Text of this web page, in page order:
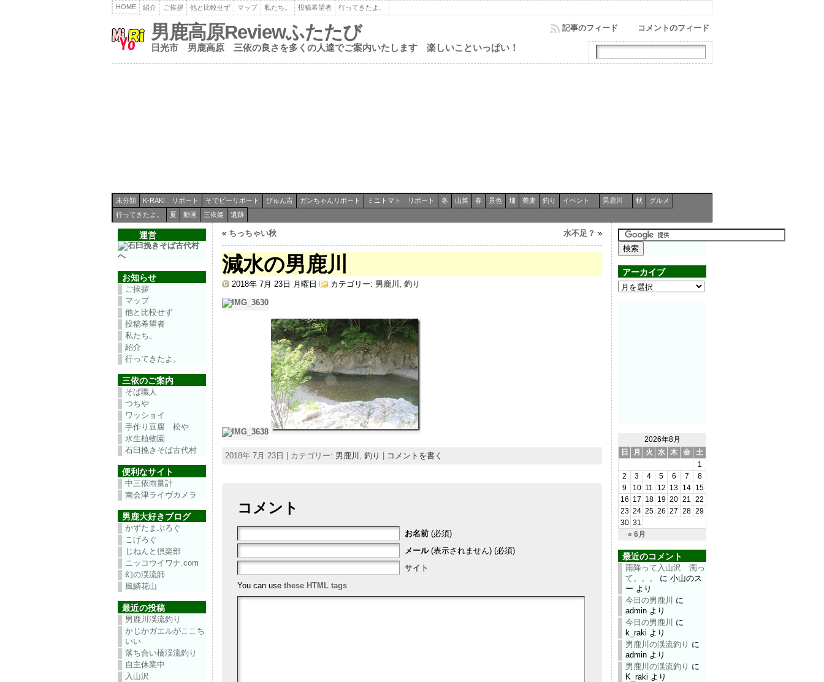
HOME 紹介 ご挨拶 他と比較せず マップ 私たち。 投稿希望者 行ってきたよ。
男鹿高原Reviewふたたび
日光市 男鹿高原 三依の良さを多くの人達でご案内いたします 楽しいこといっぱい！
コメントのフィード
記事のフィード
未分類 K-RAKI リポート そでピーリポート ぴゅん吉 ガンちゃんリポート ミニトマト リポート 冬 山菜 春 景色 畑 蕎麦 釣り イベント 男鹿川 秋
グルメ
行ってきたよ。
夏 動画 三依姫 遺跡
運営
お知らせ
ご挨拶
マップ
他と比較せず
投稿希望者
私たち。
紹介
行ってきたよ。
三依のご案内
そば職人
つちや
ワッショイ
手作り豆腐 松や
水生植物園
石臼挽きそば古代村
便利なサイト
中三依雨量計
南会津ライヴカメラ
男鹿大好きブログ
かずたまぶろぐ
こげろぐ
じねんと倶楽部
ニッコウイワナ.com
幻の渓流師
風鱗花山
最近の投稿
男鹿川渓流釣り
かじかガエルがここち
いい
落ち合い橋渓流釣り
自主休業中
入山沢
« ちっちゃい秋 水不足？ »
減水の男鹿川
2018年 7月 23日 月曜日 カテゴリー: 男鹿川 , 釣り
2018年 7月 23日 | カテゴリー: 男鹿川 , 釣り コメントを書く
コメント
お名前 (必須)
メール(表示されません) (必須)
サイト
You can use these HTML tags
アーカイブ
2026年8月
日
月 火 水 木 金 土
« 6月
1
2
3 4 5 6 7
8
9
10 11 12 13 14
15
16
17 18 19 20 21
22
23 24 25 26 27 28 29
30 31
最近のコメント
雨降って入山沢 濁っ
て。。。
に 小山のス
ー より
今日の男鹿川
に
admin より
今日の男鹿川
に
k_raki より
男鹿川の渓流釣り に
admin より
男鹿川の渓流釣り に
K_raki より